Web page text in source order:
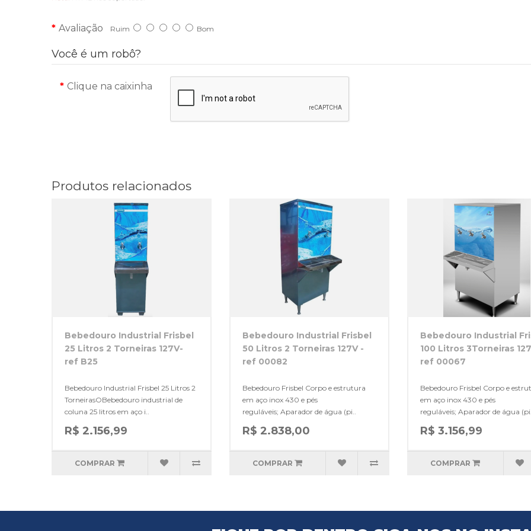
Avaliação Ruim Bom
Você é um robô?
Clique na caixinha
Produtos relacionados
Bebedouro Industrial Frisbel
25 Litros 2 Torneiras 127V-
ref B25
Bebedouro Industrial Frisbel 25 Litros 2
TorneirasOBebedouro industrial de
coluna 25 litros em aço i..
R$ 2.156,99
COMPRAR
Bebedouro Industrial Frisbel
50 Litros 2 Torneiras 127V -
ref 00082
Bebedouro Frisbel Corpo e estrutura
em aço inox 430 e pés
reguláveis; Aparador de água (pi..
R$ 2.838,00
COMPRAR
Bebedouro Industrial
100 Litros 3Torneiras
ref 00067
Bebedouro Frisbel Corpo e
em aço inox 430 e pés
reguláveis; Aparador de água
R$ 3.156,99
COMPRAR